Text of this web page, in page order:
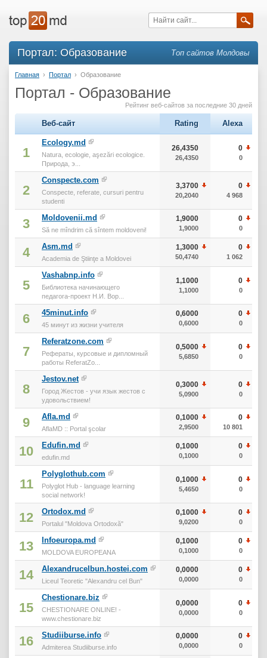
Портал: Образование Топ сайтов Молдовы
Главная › Портал › Образование
Портал - Образование
Рейтинг веб-сайтов за последние 30 дней
Веб-сайт Rating Alexa
1
Ecology.md
Natura, ecologie, aşezări ecologice.
Природа, э...
26,4350
26,4350
0
0
2
Conspecte.com
Conspecte, referate, cursuri pentru
studenti
3,3700
20,2040
0
4 968
3 Moldovenii.md
Să ne mîndrim că sîntem moldoveni!
1,9000
1,9000
0
0
4 Asm.md
Academia de Ştiinţe a Moldovei
1,3000
50,4740
0
1 062
5
Vashabnp.info
Библиотека начинающего
педагога-проект Н.И. Вор...
1,1000
1,1000
0
0
6 45minut.info
45 минут из жизни учителя
0,6000
0,6000
0
0
7
Referatzone.com
Рефераты, курсовые и дипломный
работы ReferatZo...
0,5000
5,6850
0
0
8
Jestov.net
Город Жестов - учи язык жестов с
удовольствием!
0,3000
5,0900
0
0
9 Afla.md
AflaMD :: Portal şcolar
0,1000
2,9500
0
10 801
10 Edufin.md
edufin.md
0,1000
0,1000
0
0
11
Polyglothub.com
Polyglot Hub - language learning
social network!
0,1000
5,4650
0
0
12 Ortodox.md
Portalul "Moldova Ortodoxă"
0,1000
9,0200
0
0
13 Infoeuropa.md
MOLDOVA EUROPEANA
0,1000
0,1000
0
0
14 Alexandrucelbun.hostei.com
Liceul Teoretic "Alexandru cel Bun"
0,0000
0,0000
0
0
15
Chestionare.biz
CHESTIONARE ONLINE! -
www.chestionare.biz
0,0000
0,0000
0
0
16 Studiiburse.info
Admiterea Studiiburse.info
0,0000
0,0000
0
0